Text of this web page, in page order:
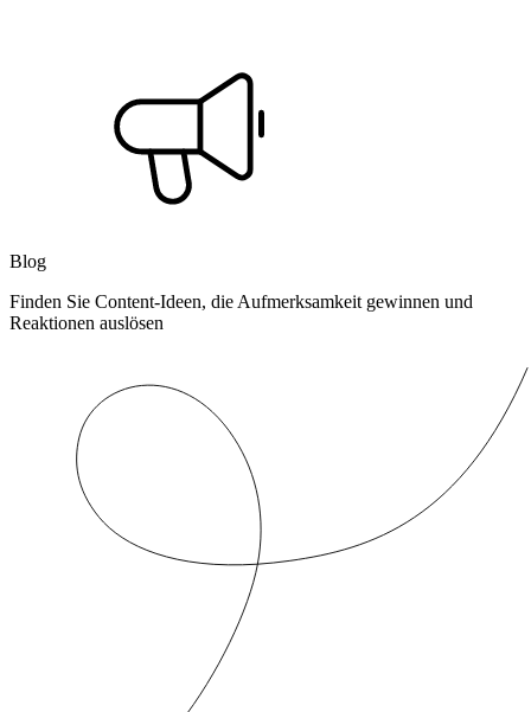
Blog
Finden Sie Content-Ideen, die Aufmerksamkeit gewinnen und
Reaktionen auslösen